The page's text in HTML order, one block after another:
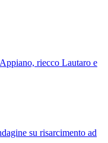
riecco Lautaro e
su risarcimento ad